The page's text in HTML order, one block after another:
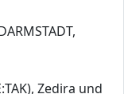
Zedira und